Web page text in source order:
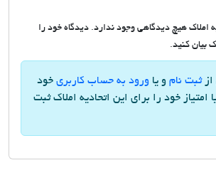
املاک هیچ دیدگاهی وجود ندارد. دیدگاه خود را
بیان کنید.
ثبت نام و یا ورود به حساب کاربری خود
امتیاز خود را برای این اتحادیه املاک ثبت